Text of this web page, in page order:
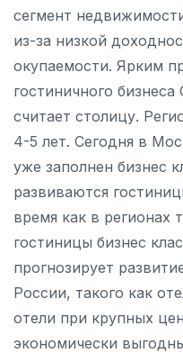
сегмент
из-за низкой
окупаемости. Ярким
гостиничного бизнеса
считает столицу.
4-5 лет. Сегодня в
уже заполнен бизнес
развиваются
время как в регионах
гостиницы бизнес
прогнозирует
России, такого как
отели при крупных
экономически